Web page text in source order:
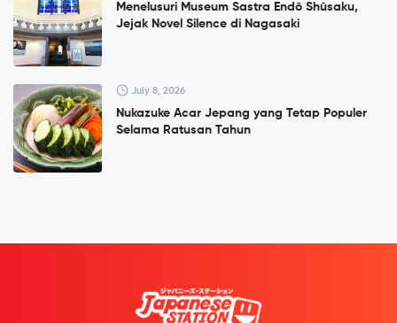
Menelusuri Museum Sastra Endō Shūsaku,
Jejak Novel Silence di Nagasaki
July 8, 2026
Nukazuke Acar Jepang yang Tetap Populer
Selama Ratusan Tahun